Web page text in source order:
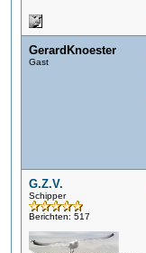
GerardKnoester
Gast
G.Z.V.
Schipper
Berichten: 517